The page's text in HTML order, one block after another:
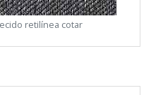
retilínea cotar